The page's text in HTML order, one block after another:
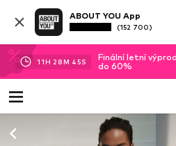
ABOUT YOU App
(152 700)
11H 28M 42S
Finální letní
do 60%